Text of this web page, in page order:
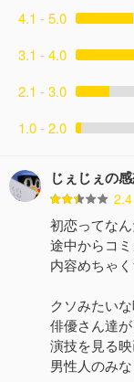
4.1 - 5.0
3.1 - 4.0
2.1 - 3.0
1.0 - 2.0
じぇじぇの
2.4
初恋ってな
途中からコ
内容めちゃ
クソみたい
俳優さん達
演技を見る映
男性人のみ